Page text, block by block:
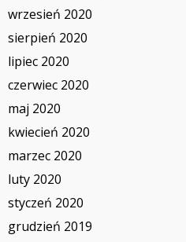
wrzesień 2020
sierpień 2020
lipiec 2020
czerwiec 2020
maj 2020
kwiecień 2020
marzec 2020
luty 2020
styczeń 2020
grudzień 2019